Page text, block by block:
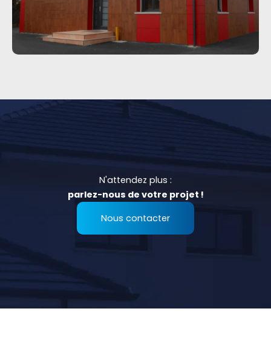
N'attendez plus :
parlez-nous de votre projet !
Nous contacter